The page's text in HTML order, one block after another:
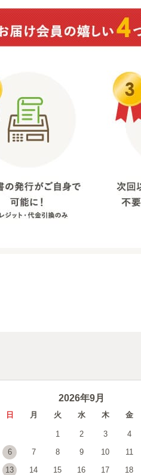
2026年9月
日 月 火 水 木 金
1 2 3 4
6
7 8 9 10 11
13
14 15 16 17 18